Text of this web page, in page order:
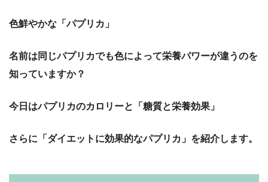
色鮮やかな「パプリカ」
名前は同じパプリカでも色によって栄養パワーが違うのを
知っていますか？
今日はパプリカのカロリーと「糖質と栄養効果」
さらに「ダイエットに効果的なパプリカ」を紹介します。